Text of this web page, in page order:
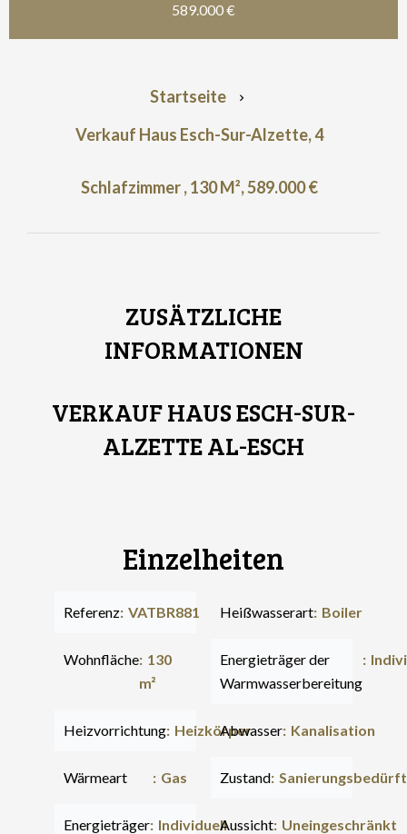
589.000 €
Startseite
Verkauf Haus Esch-Sur-Alzette, 4
Schlafzimmer , 130 M², 589.000 €
ZUSÄTZLICHE
INFORMATIONEN
VERKAUF HAUS ESCH-SUR-
ALZETTE AL-ESCH
Einzelheiten
Referenz VATBR881
Wohnfläche 130
m²
Heizvorrichtung Heizkörper
Wärmeart Gas
Energieträger Individuell
Heißwasserart Boiler
Energieträger der
Warmwasserbereitung
Abwasser Kanalisation
Zustand
Aussicht Uneingeschränkt